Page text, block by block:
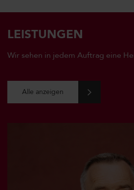
LEISTUNGEN
Wir sehen in jedem Auftrag eine
Alle anzeigen